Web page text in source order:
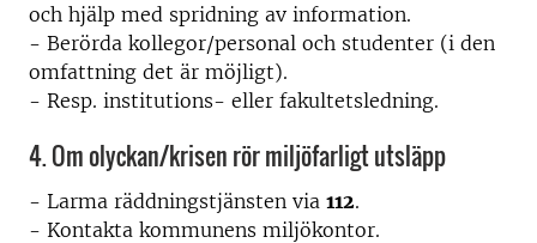
och hjälp med spridning av information.
- Berörda kollegor/personal och studenter (i den
omfattning det är möjligt).
- Resp. institutions- eller fakultetsledning.
4. Om olyckan/krisen rör miljöfarligt utsläpp
- Larma räddningstjänsten via 112.
- Kontakta kommunens miljökontor.